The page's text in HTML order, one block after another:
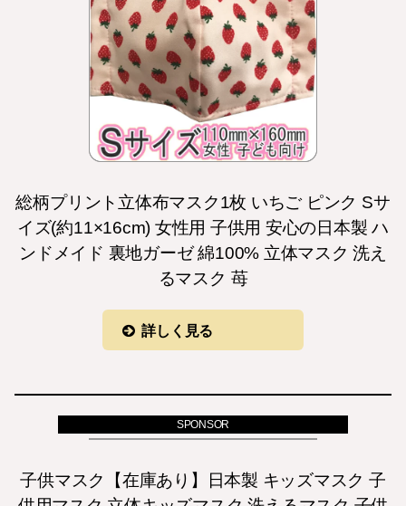
総柄プリント立体布マスク1枚 いちご ピンク Sサ
イズ(約11×16cm) 女性用 子供用 安心の日本製 ハ
ンドメイド 裏地ガーゼ 綿100% 立体マスク 洗え
るマスク 苺
詳しく見る
子供マスク【在庫あり】日本製 キッズマスク 子
SPONSOR